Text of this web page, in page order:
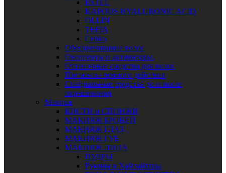
ESTEL
KAPOUS HYALURONIC ACID
OLLIN
TEFIA
Сehko
Обесцвечивание волос
Оксигенты и активаторы.
Оттеночные средства для волос
Пигменты прямого действия
Специальные средства до и после
окрашивания
Макияж
КИСТИ и СПОНЖИ
МАКИЯЖ БРОВЕЙ
МАКИЯЖ ГЛАЗ
МАКИЯЖ ГУБ
МАКИЯЖ ЛИЦА
ПУДРЫ
Румяна и Хайлайтеры